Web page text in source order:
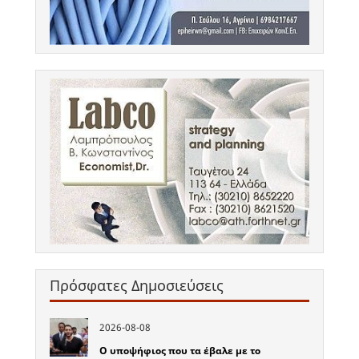
Πρόσφατες Δημοσιεύσεις
2026-08-08
Ο υποψήφιος που τα έβαλε με το